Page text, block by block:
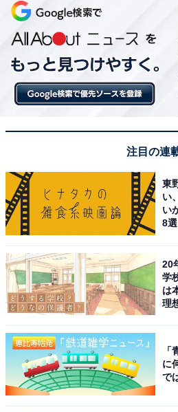
氷撃冷感インナースリーブレスVネック（
腕まわりがもたつかず、大きな
スリーブレス仕様です。さらに
外してもインナーが見えにくい
マートに取り入れられます。
氷撃冷感インナー半袖Vネック
注目の連
東
い
い
8選
20
学
は
理
に
で